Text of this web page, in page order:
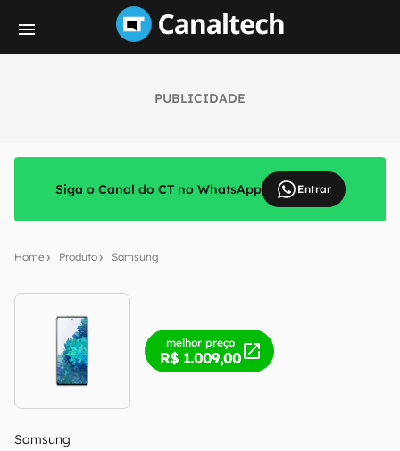
PUBLICIDADE
Siga o Canal do CT no WhatsApp Entrar
Home Produto Samsung
melhor preço
R$ 1.009,00
Samsung